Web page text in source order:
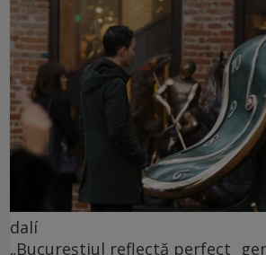
dalí
„Bucureștiul reflectă perfect